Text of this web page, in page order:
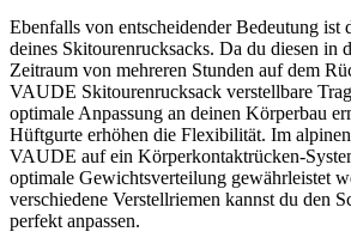
Ebenfalls von entscheidender Bedeutung ist
deines Skitourenrucksacks. Da du diesen in
Zeitraum von mehreren Stunden auf dem
VAUDE Skitourenrucksack verstellbare
optimale Anpassung an deinen Körperbau
Hüftgurte erhöhen die Flexibilität. Im
VAUDE auf ein Körperkontaktrücken-
optimale Gewichtsverteilung gewährleistet
verschiedene Verstellriemen kannst du den
perfekt anpassen.